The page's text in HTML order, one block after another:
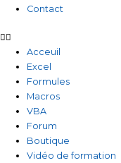
fContact
Acceuil
Excel
Formules
Macros
VBA
Forum
Boutique
Vidéo de formation